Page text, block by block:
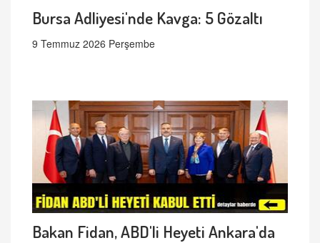
Bursa Adliyesi'nde Kavga: 5 Gözaltı
9 Temmuz 2026 Perşembe
Bakan Fidan, ABD'li Heyeti Ankara'da